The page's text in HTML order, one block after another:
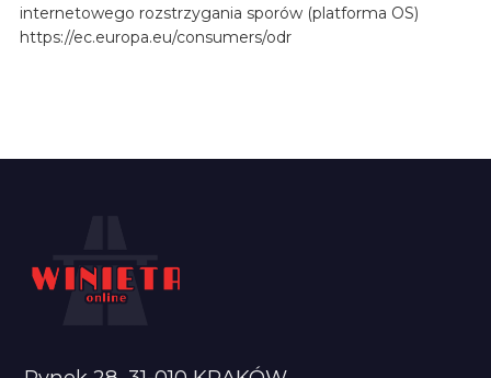
internetowego rozstrzygania sporów (platforma OS)
https://ec.europa.eu/consumers/odr